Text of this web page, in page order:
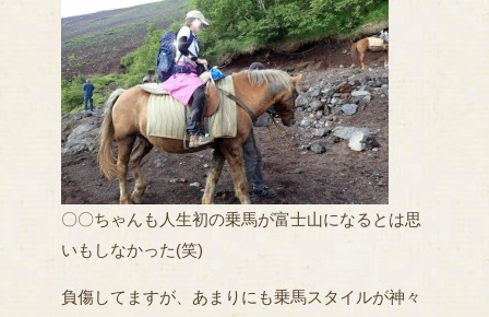
〇〇ちゃんも人生初の乗馬が富士山になるとは思
いもしなかった(笑)
負傷してますが、あまりにも乗馬スタイルが神々